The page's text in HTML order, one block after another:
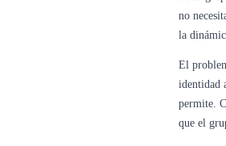
no
la
El
identidad
permite.
que el